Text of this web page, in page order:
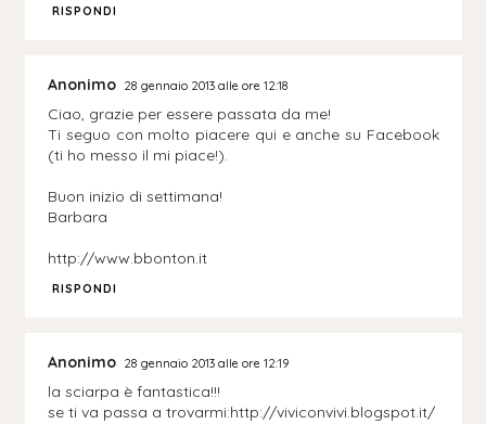
RISPONDI
Anonimo 28 gennaio 2013 alle ore 12:18
Ciao, grazie per essere passata da me!
Ti seguo con molto piacere qui e anche su Facebook
(ti ho messo il mi piace!).
Buon inizio di settimana!
Barbara
http://www.bbonton.it
RISPONDI
Anonimo 28 gennaio 2013 alle ore 12:19
la sciarpa è fantastica!!!
se ti va passa a trovarmi:http://viviconvivi.blogspot.it/